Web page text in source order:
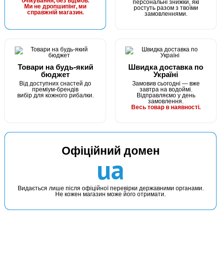
Ми не дропшипінг, ми
справжній магазин.
персональні знижки, які
ростуть разом з твоїми
замовленнями.
Товари на будь-який
бюджет
Від доступних снастей до
преміум-брендів
вибір для кожного рибалки.
Швидка доставка по
Україні
Замовив сьогодні — вже
завтра на водоймі.
Відправляємо у день
замовлення.
Весь товар в наявності.
Офіційний домен
ua
Видається лише після офіційної перевірки державними органами.
Не кожен магазин може його отримати.